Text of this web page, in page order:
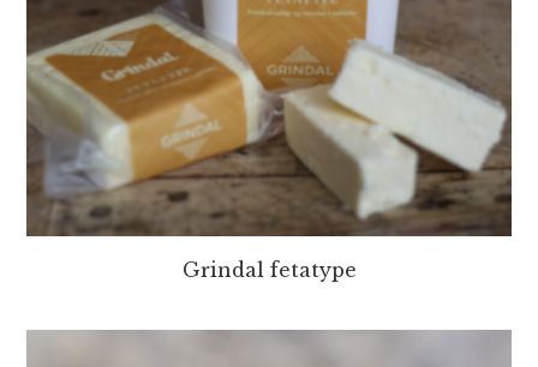
Grindal fetatype